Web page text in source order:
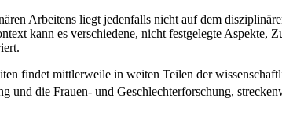
Arbeitens liegt jedenfalls nicht auf dem
kann es verschiedene, nicht festgelegte Aspekte,
findet mittlerweile in weiten Teilen der
und die Frauen- und Geschlechter­forschung,